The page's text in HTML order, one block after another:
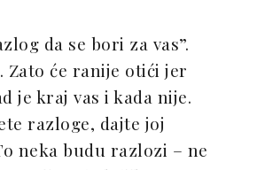
da se bori za vas”.
Zato će ranije otići jer
je kraj vas i kada nije.
razloge, dajte joj
neka budu razlozi – ne